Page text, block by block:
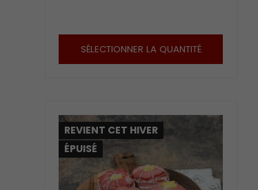
SÉLECTIONNER LA QUANTITÉ
REVIENT CET HIVER
ÉPUISÉ